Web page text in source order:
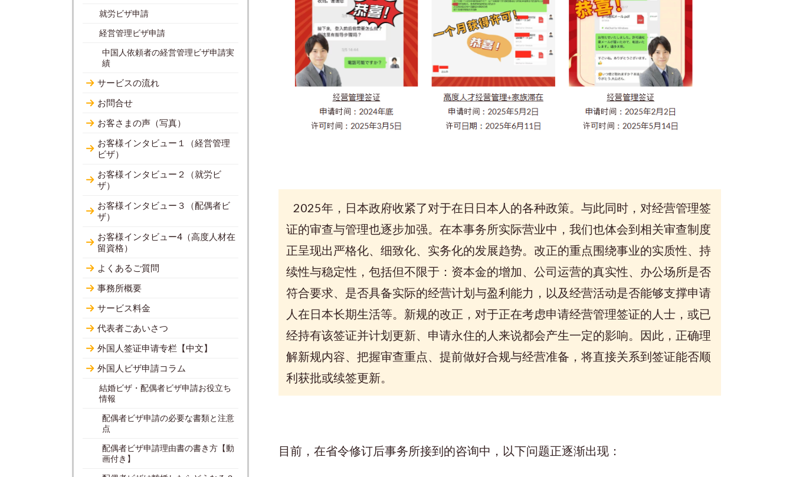
2025年，日本政府收紧了对于在日日本人的各种政策。与此同时， 对经营管理签
证的审查与管理也逐步加强。在本事务所实际营业中，我们也体会到相关审查制度
正呈现出严格化、细致化、实务化的发展趋势。 改正的重点围绕事业的实质性、持
续性与稳定性，包括但不限于：资本金的增加、公司运营的真实性、办公场所是否
符合要求、是否具备实际的经营计划与盈利能力，以及经营活动是否能够支撑申请
人在日本长期生活等。新规的改正， 对于正在考虑申请经营管理签证的人士，或已
经持有该签证并计划更新、申请永住的人来说都会产生一定的影响。因此，正确理
解新规内容、把握审查重点、提前做好合规与经营准备，将直接关系到签证能否顺
利获批或续签更新。
目前，在省令修订后事务所接到的咨询中，以下问题正逐渐出现：
就労ビザ申請
経営管理ビザ申請
中国人依頼者の経営管理ビザ申請実
績
サービスの流れ
お問合せ
お客さまの声（写真）
お客様インタビュー１（経営管理
ビザ）
お客様インタビュー２（就労ビ
ザ）
お客様インタビュー３（配偶者ビ
ザ）
お客様インタビュー4（高度人材在
留資格）
よくあるご質問
事務所概要
サービス料金
代表者ごあいさつ
外国人签证申请专栏【中文】
外国人ビザ申請コラム
結婚ビザ・配偶者ビザ申請お役立ち
情報
配偶者ビザ申請の必要な書類と注意
点
配偶者ビザ申請理由書の書き方【動
画付き】